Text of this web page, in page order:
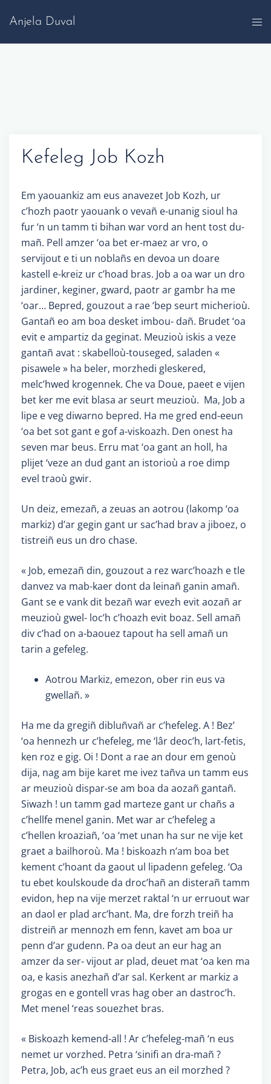
Anjela Duval
Kefeleg Job Kozh
Em yaouankiz am eus anavezet Job Kozh, ur
c’hozh paotr yaouank o vevañ e-unanig sioul ha
fur ‘n un tamm ti bihan war vord an hent tost du-
mañ. Pell amzer ‘oa bet er-maez ar vro, o
servijout e ti un noblañs en devoa un doare
kastell e-kreiz ur c’hoad bras. Job a oa war un dro
jardiner, keginer, gward, paotr ar gambr ha me
‘oar… Bepred, gouzout a rae ‘bep seurt micherioù.
Gantañ eo am boa desket imbou- dañ. Brudet ‘oa
evit e ampartiz da geginat. Meuzioù iskis a veze
gantañ avat : skabelloù-touseged, saladen «
pisawele » ha beler, morzhedi gleskered,
melc’hwed krogennek. Che va Doue, paeet e vijen
bet ker me evit blasa ar seurt meuzioù. Ma, Job a
lipe e veg diwarno bepred. Ha me gred end-eeun
‘oa bet sot gant e gof a-viskoazh. Den onest ha
seven mar beus. Erru mat ‘oa gant an holl, ha
plijet ‘veze an dud gant an istorioù a roe dimp
evel traoù gwir.
Un deiz, emezañ, a zeuas an aotrou (lakomp ‘oa
markiz) d’ar gegin gant ur sac’had brav a jiboez, o
tistreiñ eus un dro chase.
« Job, emezañ din, gouzout a rez warc’hoazh e tle
danvez va mab-kaer dont da leinañ ganin amañ.
Gant se e vank dit bezañ war evezh evit aozañ ar
meuzioù gwel- loc’h c’hoazh evit boaz. Sell amañ
div c’had on a-baouez tapout ha sell amañ un
tarin a gefeleg.
Aotrou Markiz, emezon, ober rin eus va
gwellañ. »
Ha me da gregiñ dibluñvañ ar c’hefeleg. A ! Bez’
‘oa hennezh ur c’hefeleg, me ‘lâr deoc’h, lart-fetis,
ken roz e gig. Oi ! Dont a rae an dour em genoù
dija, nag am bije karet me ivez tañva un tamm eus
ar meuzioù dispar-se am boa da aozañ gantañ.
Siwazh ! un tamm gad marteze gant ur chañs a
c’hellfe menel ganin. Met war ar c’hefeleg a
c’hellen kroaziañ, ‘oa ‘met unan ha sur ne vije ket
graet a bailhoroù. Ma ! biskoazh n’am boa bet
kement c’hoant da gaout ul lipadenn gefeleg. ‘Oa
tu ebet koulskoude da droc’hañ an disterañ tamm
evidon, hep na vije merzet raktal ‘n ur erruout war
an daol er plad arc’hant. Ma, dre forzh treiñ ha
distreiñ ar mennozh em fenn, kavet am boa ur
penn d’ar gudenn. Pa oa deut an eur hag an
amzer da ser- vijout ar plad, deuet mat ‘oa ken ma
oa, e kasis anezhañ d’ar sal. Kerkent ar markiz a
grogas en e gontell vras hag ober an dastroc’h.
Met menel ‘reas souezhet bras.
« Biskoazh kemend-all ! Ar c’hefeleg-mañ ‘n eus
nemet ur vorzhed. Petra ‘sinifi an dra-mañ ?
Petra, Job, ac’h eus graet eus an eil morzhed ?